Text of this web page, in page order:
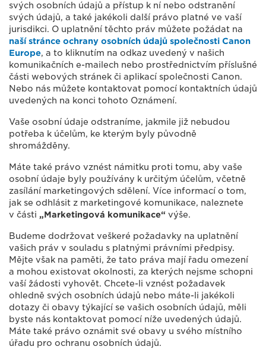
svých osobních údajů a přístup k ní nebo odstranění
svých údajů, a také jakékoli další právo platné ve vaší
jurisdikci. O uplatnění těchto práv můžete požádat na
naší stránce ochrany osobních údajů společnosti Canon
Europe, a to kliknutím na odkaz uvedený v našich
komunikačních e-mailech nebo prostřednictvím příslušné
části webových stránek či aplikací společnosti Canon.
Nebo nás můžete kontaktovat pomocí kontaktních údajů
uvedených na konci tohoto Oznámení.
Vaše osobní údaje odstraníme, jakmile již nebudou
potřeba k účelům, ke kterým byly původně
shromážděny.
Máte také právo vznést námitku proti tomu, aby vaše
osobní údaje byly používány k určitým účelům, včetně
zasílání marketingových sdělení. Více informací o tom,
jak se odhlásit z marketingové komunikace, naleznete
v části „Marketingová komunikace“ výše.
Budeme dodržovat veškeré požadavky na uplatnění
vašich práv v souladu s platnými právními předpisy.
Mějte však na paměti, že tato práva mají řadu omezení
a mohou existovat okolnosti, za kterých nejsme schopni
vaší žádosti vyhovět. Chcete-li vznést požadavek
ohledně svých osobních údajů nebo máte-li jakékoli
dotazy či obavy týkající se vašich osobních údajů, měli
byste nás kontaktovat pomocí níže uvedených údajů.
Máte také právo oznámit své obavy u svého místního
úřadu pro ochranu osobních údajů.